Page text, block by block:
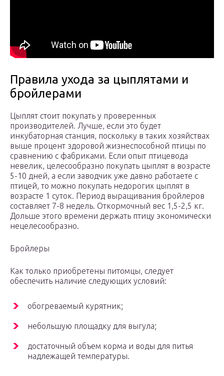
Правила ухода за цыплятами и
бройлерами
Цыплят стоит покупать у проверенных
производителей. Лучше, если это будет
инкубаторная станция, поскольку в таких хозяйствах
выше процент здоровой жизнеспособной птицы по
сравнению с фабриками. Если опыт птицевода
невелик, целесообразно покупать цыплят в возрасте
5-10 дней, а если заводчик уже давно работаете с
птицей, то можно покупать недорогих цыплят в
возрасте 1 суток. Период выращивания бройлеров
составляет 7-8 недель. Откормочный вес 1,5-2,5 кг.
Дольше этого времени держать птицу экономически
нецелесообразно.
Бройлеры
Как только приобретены питомцы, следует
обеспечить наличие следующих условий:
обогреваемый курятник;
небольшую площадку для выгула;
достаточный объем корма и воды для питья
надлежащей температуры.